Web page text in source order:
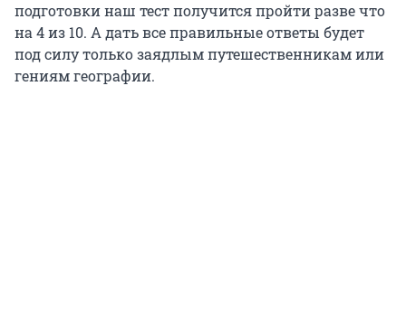
подготовки наш тест получится пройти разве что
на 4 из 10. А дать все правильные ответы будет
под силу только заядлым путешественникам или
гениям географии.